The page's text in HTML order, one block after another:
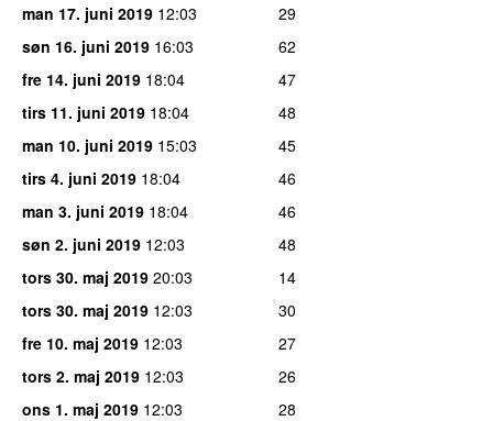
man 17. juni 2019 12:03
29
søn 16. juni 2019 16:03
62
fre 14. juni 2019 18:04
47
tirs 11. juni 2019 18:04
48
man 10. juni 2019 15:03
45
tirs 4. juni 2019 18:04
46
man 3. juni 2019 18:04
46
søn 2. juni 2019 12:03
48
tors 30. maj 2019 20:03
14
tors 30. maj 2019 12:03
30
fre 10. maj 2019 12:03
27
tors 2. maj 2019 12:03
26
ons 1. maj 2019 12:03
28